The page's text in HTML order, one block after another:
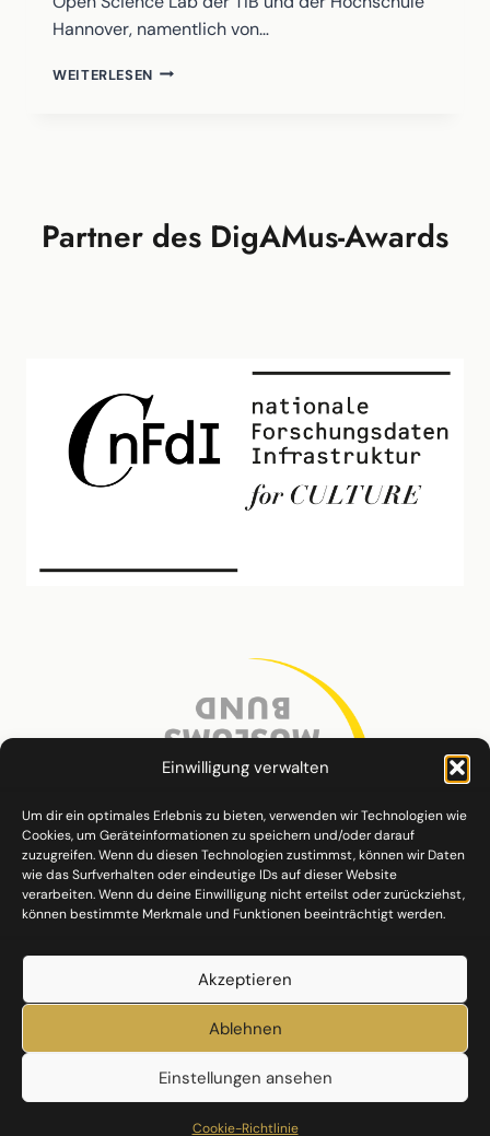
Einwilligung verwalten
Um dir ein optimales Erlebnis zu bieten, verwenden wir Technologien wie
Cookies, um Geräteinformationen zu speichern und/oder darauf
zuzugreifen. Wenn du diesen Technologien zustimmst, können wir Daten
wie das Surfverhalten oder eindeutige IDs auf dieser Website
verarbeiten. Wenn du deine Einwilligung nicht erteilst oder zurückziehst,
können bestimmte Merkmale und Funktionen beeinträchtigt werden.
Akzeptieren
Ablehnen
Einstellungen ansehen
Cookie-Richtlinie
Hannover, namentlich von…
WEITERLESEN DIGAMUS
Partner des DigAMus-Awards
Datenschutz Impressum Cookie-Richtlinie (EU)